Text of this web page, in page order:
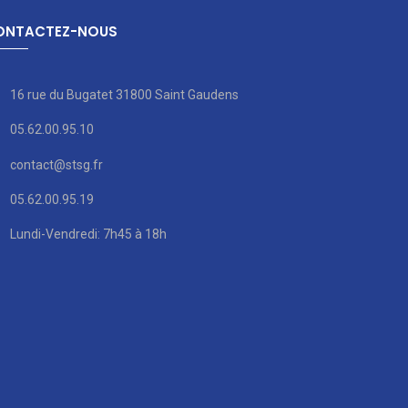
NOUS
16 rue du Bugatet 31800 Saint Gaudens
05.62.00.95.10
contact@stsg.fr
05.62.00.95.19
Lundi-Vendredi: 7h45 à 18h